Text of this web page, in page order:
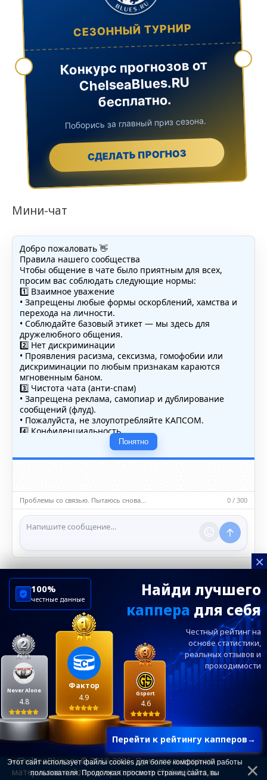
СЕЗОННЫЙ ТУРНИР
Конкурс прогнозов от
ChelseaBlues.RU
бесплатно.
Поборись за главный приз сезона.
СДЕЛАТЬ ПРОГНОЗ
Мини-чат
Добро пожаловать 👋
Правила нашего сообщества
Чтобы общение в чате было приятным для всех,
просим вас соблюдать следующие нормы:
1️⃣ Взаимное уважение
• Запрещены любые формы оскорблений, хамства и
перехода на личности.
• Соблюдайте базовый этикет — мы здесь для
дружелюбного общения.
2️⃣ Нет дискриминации
• Проявления расизма, сексизма, гомофобии или
дискриминации по любым признакам караются
мгновенным баном.
3️⃣ Чистота чата (анти-спам)
• Запрещена реклама, самопиар и дублирование
сообщений (флуд).
• Пожалуйста, не злоупотребляйте КАПСОМ.
4️⃣ Конфиденциальность
• Не публикуйте личные данные — свои или чужие
(телефоны, адреса, документы).
5️⃣ Уместность контента
насилию.
ℹ️ Модераторы и администраторы вправе удалять
сообщения и ограничивать доступ к чату при
нарушении правил.
Понятно
Проблемы со связью. Пытаюсь снова… 0 / 300
×
Найди лучшего
каппера для себя
Честный рейтинг на
основе статистики,
реальныхотзывов и
проходимости
Перейти к рейтингу капперов→
Фактор
4.9
Never Alone
4.8
Gsport
4.6
100%
честные данные
ChelseaBluesRu
ФК Челси
Посетителям
Информация
Ежевечерний дайджест главных новостей от
редакции ChelseaBlues.ru — подписывайтесь!
«ChelseaBlues.ru © 2010-2026. При использовании
материалов сайта, гиперссылка на Chelseablues.ru
Этот сайт использует файлы cookies для более комфортной работы
пользователя. Продолжая просмотр страниц сайта, вы